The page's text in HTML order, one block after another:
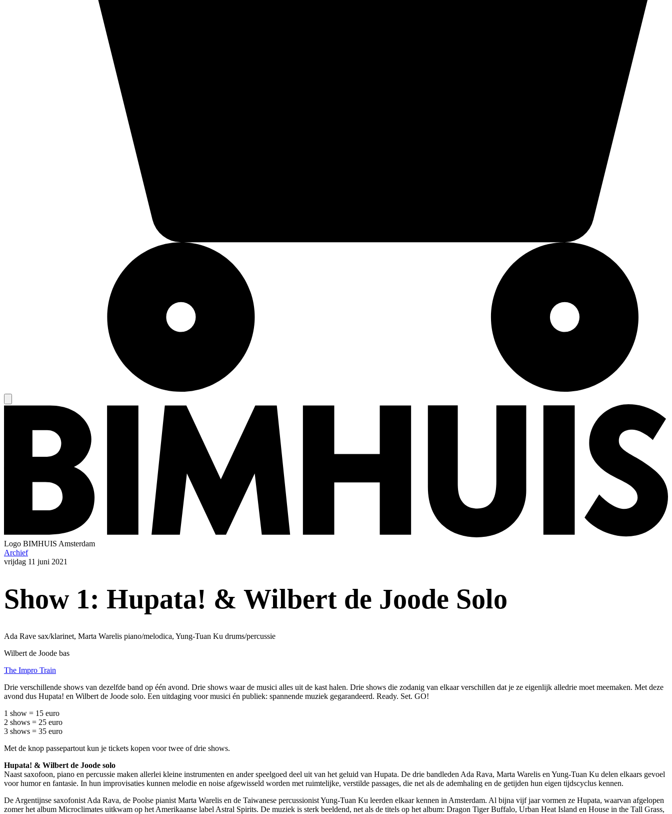
Logo BIMHUIS Amsterdam
Archief
vrijdag 11 juni 2021
Show 1: Hupata! & Wilbert de Joode Solo
Ada Rave sax/klarinet, Marta Warelis piano/melodica, Yung-Tuan Ku drums/percussie
Wilbert de Joode bas
The Impro Train
Drie verschillende shows van dezelfde band op één avond. Drie shows waar de musici alles uit de kast halen. Drie shows die zodanig van elkaar verschillen dat je ze eigenlijk alledrie moet meemaken. Met deze
avond dus Hupata! en Wilbert de Joode solo. Een uitdaging voor musici én publiek: spannende muziek gegarandeerd. Ready. Set. GO!
1 show = 15 euro
2 shows = 25 euro
3 shows = 35 euro
Met de knop passepartout kun je tickets kopen voor twee of drie shows.
Hupata! & Wilbert de Joode solo
Naast saxofoon, piano en percussie maken allerlei kleine instrumenten en ander speelgoed deel uit van het geluid van Hupata. De drie bandleden Ada Rava, Marta Warelis en Yung-Tuan Ku delen elkaars gevoel
voor humor en fantasie. In hun improvisaties kunnen melodie en noise afgewisseld worden met ruimtelijke, verstilde passages, die net als de ademhaling en de getijden hun eigen tijdscyclus kennen.
De Argentijnse saxofonist Ada Rava, de Poolse pianist Marta Warelis en de Taiwanese percussionist Yung-Tuan Ku leerden elkaar kennen in Amsterdam. Al bijna vijf jaar vormen ze Hupata, waarvan afgelopen
zomer het album Microclimates uitkwam op het Amerikaanse label Astral Spirits. De muziek is sterk beeldend, net als de titels op het album: Dragon Tiger Buffalo, Urban Heat Island en House in the Tall Grass,